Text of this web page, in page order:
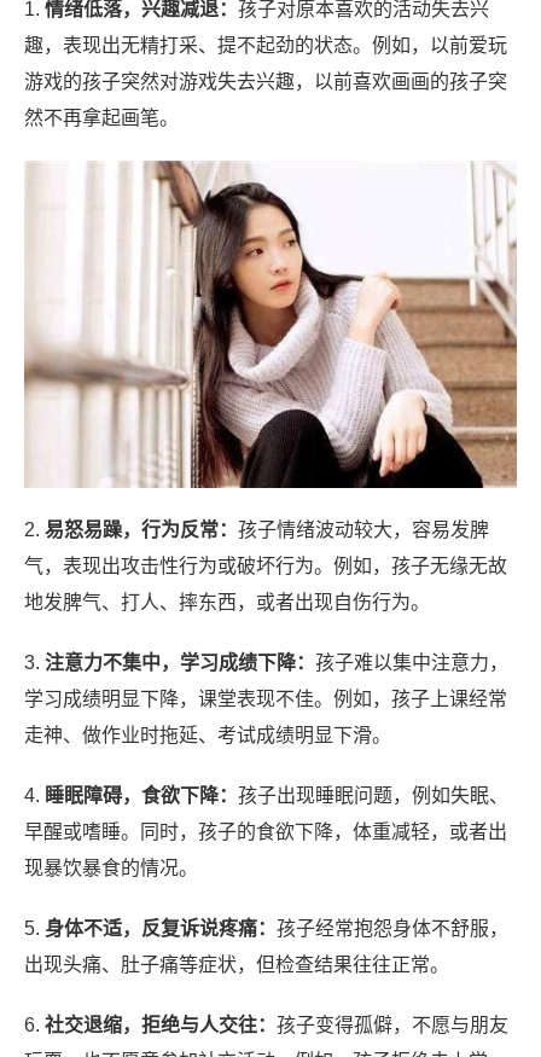
1. 情绪低落，兴趣减退： 孩子对原本喜欢的活动失去兴
趣，表现出无精打采、提不起劲的状态。例如，以前爱玩
游戏的孩子突然对游戏失去兴趣，以前喜欢画画的孩子突
然不再拿起画笔。
2. 易怒易躁，行为反常： 孩子情绪波动较大，容易发脾
气，表现出攻击性行为或破坏行为。例如，孩子无缘无故
地发脾气、打人、摔东西，或者出现自伤行为。
3. 注意力不集中，学习成绩下降： 孩子难以集中注意力，
学习成绩明显下降，课堂表现不佳。例如，孩子上课经常
走神、做作业时拖延、考试成绩明显下滑。
4. 睡眠障碍，食欲下降： 孩子出现睡眠问题，例如失眠、
早醒或嗜睡。同时，孩子的食欲下降，体重减轻，或者出
现暴饮暴食的情况。
5. 身体不适，反复诉说疼痛： 孩子经常抱怨身体不舒服，
出现头痛、肚子痛等症状，但检查结果往往正常。
6. 社交退缩，拒绝与人交往： 孩子变得孤僻，不愿与朋友